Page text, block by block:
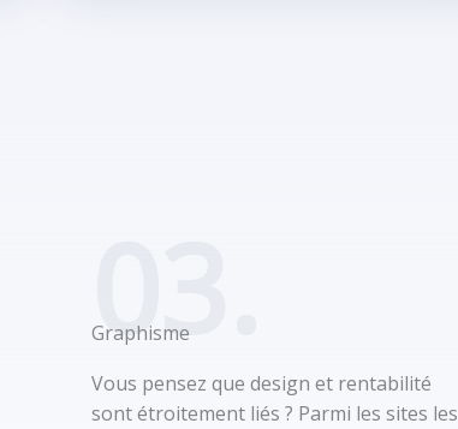
03.
Graphisme
Vous pensez que design et rentabilité
sont étroitement liés ? Parmi les sites les